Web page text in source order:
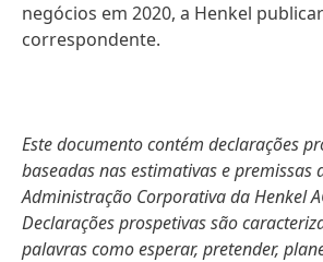
negócios em 2020, a Henkel
correspondente.
Este documento contém declarações
baseadas nas estimativas e premissas
Administração Corporativa da Henkel
Declarações prospetivas são
palavras como esperar, pretender,